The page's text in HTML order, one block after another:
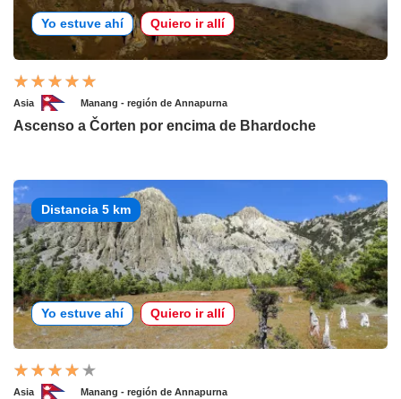
Yo estuve ahí Quiero ir allí
Asia Manang - región de Annapurna
Ascenso a Čorten por encima de Bhardoche
Distancia 5 km
Yo estuve ahí Quiero ir allí
Asia Manang - región de Annapurna